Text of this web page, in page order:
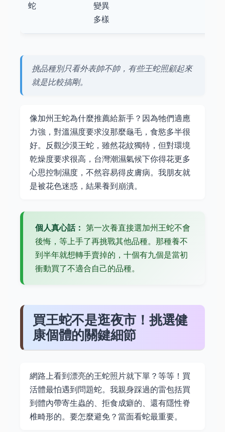
蛇
變異
多樣
挑品種別只看外表帥不帥，有些王蛇照顧起來
就是比較搞剛。
像加州王蛇為什麼推薦給新手？因為牠們適應
力強，對溫濕度要求沒那麼龜毛，食慾多半很
好。反觀沙漠王蛇，雖然花紋獨特，但對環境
乾燥度要求很高，台灣潮濕氣候下你得花更多
心思控制濕度，不然容易得皮膚病。我朋友就
是被花色迷惑，結果養到崩潰。
個人真心話： 第一次養直接選加州王蛇不會
後悔，等上手了再挑戰其他品種。那種養不
到半年就想轉手賣掉的，十個有九個是當初
衝動買了不適合自己的品種。
買王蛇不是逛夜市！挑選健
康個體的關鍵細節
網路上看到漂亮的王蛇照片就下單？等等！買
活體最怕遇到問題蛇。我親身踩過的雷包括買
到體內帶寄生蟲的、拒食成癖的、還有隱性脊
椎畸形的。要怎麼避免？當面看蛇最重要。